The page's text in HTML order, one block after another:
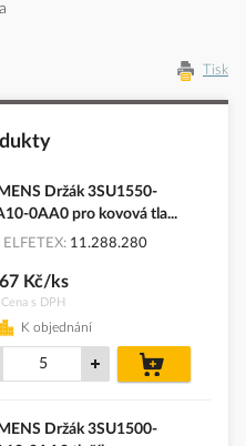
Tisk
Držák 3SU1550-
0AA0 pro kovová tla...
ELFETEX 11.288.280
Cena s DPH
Kč/ks
K objednání
košíku
Držák 3SU1500-